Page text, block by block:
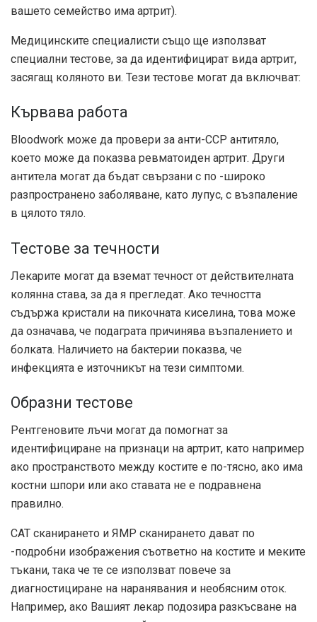
вашето семейство има артрит).
Медицинските специалисти също ще използват
специални тестове, за да идентифицират вида артрит,
засягащ коляното ви. Тези тестове могат да включват:
Кървава работа
Bloodwork може да провери за анти-CCP антитяло,
което може да показва ревматоиден артрит. Други
антитела могат да бъдат свързани с по -широко
разпространено заболяване, като лупус, с възпаление
в цялото тяло.
Тестове за течности
Лекарите могат да вземат течност от действителната
колянна става, за да я прегледат. Ако течността
съдържа кристали на пикочната киселина, това може
да означава, че подаграта причинява възпалението и
болката. Наличието на бактерии показва, че
инфекцията е източникът на тези симптоми.
Образни тестове
Рентгеновите лъчи могат да помогнат за
идентифициране на признаци на артрит, като например
ако пространството между костите е по-тясно, ако има
костни шпори или ако ставата не е подравнена
правилно.
CAT сканирането и ЯМР сканирането дават по
-подробни изображения съответно на костите и меките
тъкани, така че те се използват повече за
диагностициране на наранявания и необясним оток.
Например, ако Вашият лекар подозира разкъсване на